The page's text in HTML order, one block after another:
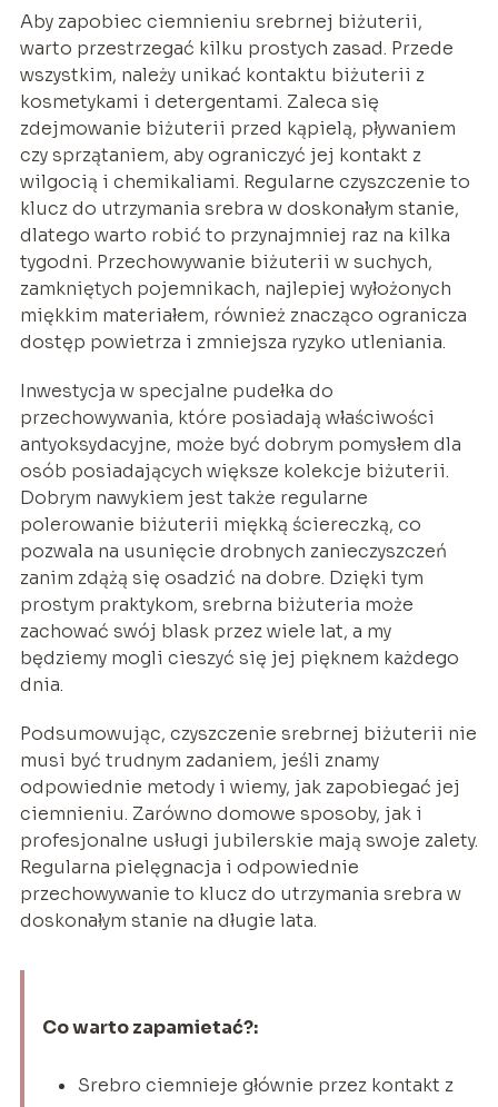
Aby zapobiec ciemnieniu srebrnej biżuterii,
warto przestrzegać kilku prostych zasad. Przede
wszystkim, należy unikać kontaktu biżuterii z
kosmetykami i detergentami. Zaleca się
zdejmowanie biżuterii przed kąpielą, pływaniem
czy sprzątaniem, aby ograniczyć jej kontakt z
wilgocią i chemikaliami. Regularne czyszczenie to
klucz do utrzymania srebra w doskonałym stanie,
dlatego warto robić to przynajmniej raz na kilka
tygodni. Przechowywanie biżuterii w suchych,
zamkniętych pojemnikach, najlepiej wyłożonych
miękkim materiałem, również znacząco ogranicza
dostęp powietrza i zmniejsza ryzyko utleniania.
Inwestycja w specjalne pudełka do
przechowywania, które posiadają właściwości
antyoksydacyjne, może być dobrym pomysłem dla
osób posiadających większe kolekcje biżuterii.
Dobrym nawykiem jest także regularne
polerowanie biżuterii miękką ściereczką, co
pozwala na usunięcie drobnych zanieczyszczeń
zanim zdążą się osadzić na dobre. Dzięki tym
prostym praktykom, srebrna biżuteria może
zachować swój blask przez wiele lat, a my
będziemy mogli cieszyć się jej pięknem każdego
dnia.
Podsumowując, czyszczenie srebrnej biżuterii nie
musi być trudnym zadaniem, jeśli znamy
odpowiednie metody i wiemy, jak zapobiegać jej
ciemnieniu. Zarówno domowe sposoby, jak i
profesjonalne usługi jubilerskie mają swoje zalety.
Regularna pielęgnacja i odpowiednie
przechowywanie to klucz do utrzymania srebra w
doskonałym stanie na długie lata.
Co warto zapamietać?:
Srebro ciemnieje głównie przez kontakt z